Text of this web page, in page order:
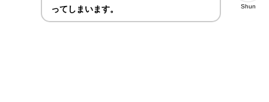
Shun
ってしまいます。